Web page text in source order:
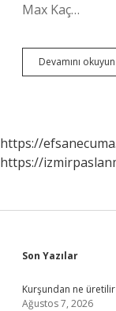
Max Kaç…
Devamını okuyun
https://
https://
Sidebar
Son Yazılar
Kurşundan ne üretilir
Ağustos 7, 2026